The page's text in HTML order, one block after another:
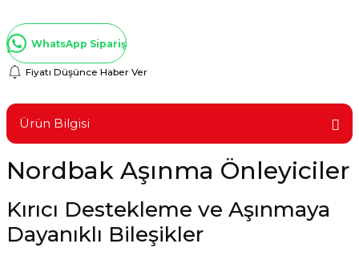
Aletleri
WhatsApp Sipariş
Fiyatı Düşünce Haber Ver
Ürün Bilgisi
Nordbak Aşınma Önleyiciler
Kırıcı Destekleme ve Aşınmaya
Dayanıklı Bileşikler